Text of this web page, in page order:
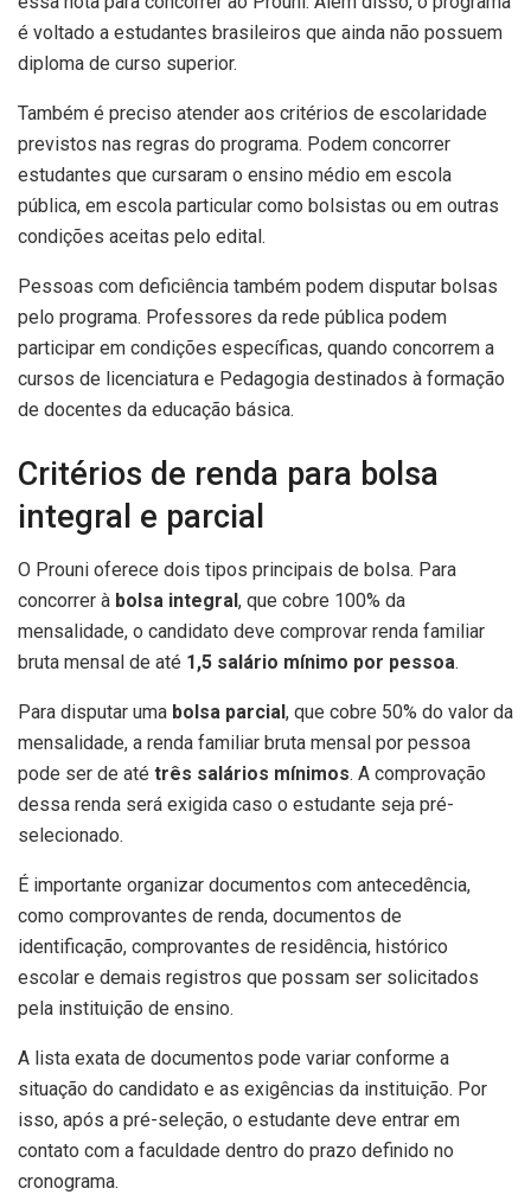
é voltado a estudantes brasileiros que ainda não possuem
diploma de curso superior.
Também é preciso atender aos critérios de escolaridade
previstos nas regras do programa. Podem concorrer
estudantes que cursaram o ensino médio em escola
pública, em escola particular como bolsistas ou em outras
condições aceitas pelo edital.
Pessoas com deficiência também podem disputar bolsas
pelo programa. Professores da rede pública podem
participar em condições específicas, quando concorrem a
cursos de licenciatura e Pedagogia destinados à formação
de docentes da educação básica.
Critérios de renda para bolsa
integral e parcial
O Prouni oferece dois tipos principais de bolsa. Para
concorrer à bolsa integral, que cobre 100% da
mensalidade, o candidato deve comprovar renda familiar
bruta mensal de até 1,5 salário mínimo por pessoa.
Para disputar uma bolsa parcial, que cobre 50% do valor da
mensalidade, a renda familiar bruta mensal por pessoa
pode ser de até três salários mínimos. A comprovação
dessa renda será exigida caso o estudante seja pré-
selecionado.
É importante organizar documentos com antecedência,
como comprovantes de renda, documentos de
identificação, comprovantes de residência, histórico
escolar e demais registros que possam ser solicitados
pela instituição de ensino.
A lista exata de documentos pode variar conforme a
situação do candidato e as exigências da instituição. Por
isso, após a pré-seleção, o estudante deve entrar em
contato com a faculdade dentro do prazo definido no
cronograma.